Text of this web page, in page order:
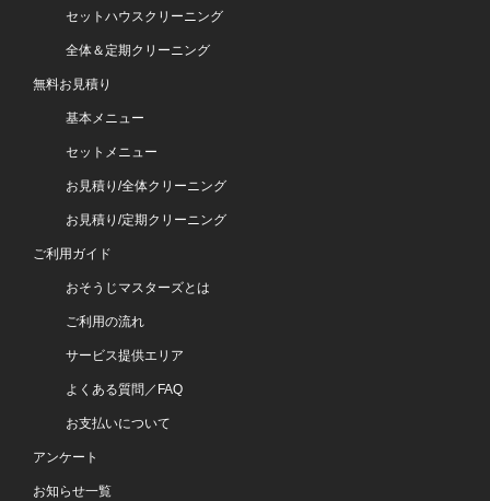
セットハウスクリーニング
全体＆定期クリーニング
無料お見積り
基本メニュー
セットメニュー
お見積り/全体クリーニング
お見積り/定期クリーニング
ご利用ガイド
おそうじマスターズとは
ご利用の流れ
サービス提供エリア
よくある質問／FAQ
お支払いについて
アンケート
お知らせ一覧